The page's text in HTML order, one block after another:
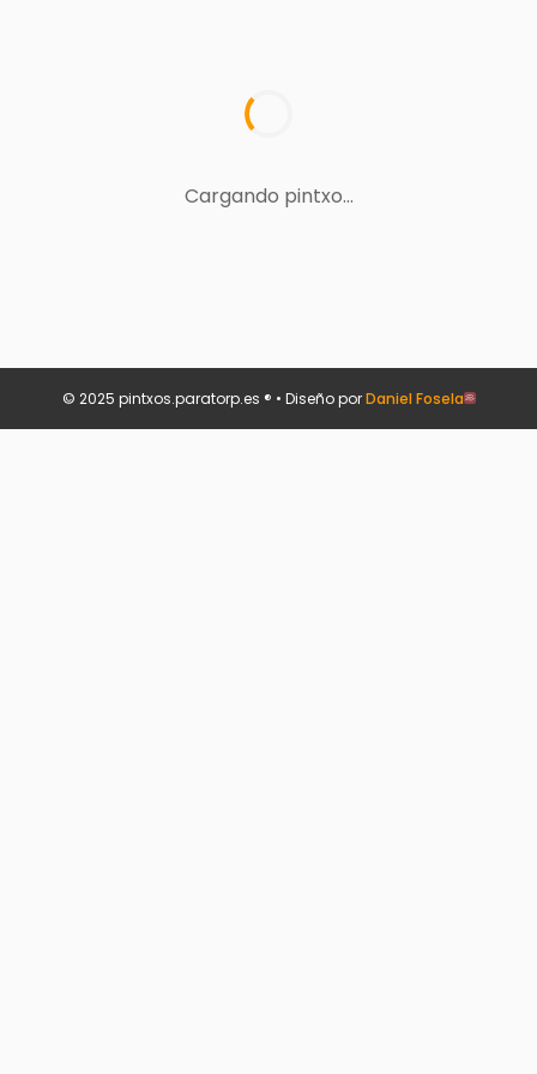
Cargando pintxo...
© 2025 pintxos.paratorp.es ® • Diseño porDaniel Fosela